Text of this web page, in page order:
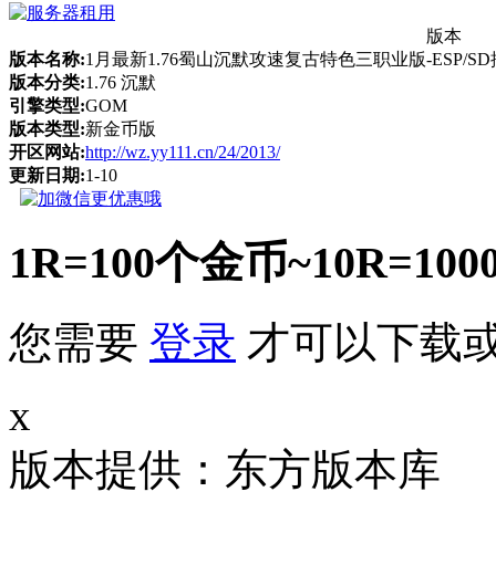
版本
版本名称:1月最新1.76蜀山沉默攻速复古特色三职业版-ESP/
版本分类:1.76 沉默
引擎类型:GOM
版本类型:新金币版
开区网站:http://wz.yy111.cn/24/2013/
更新日期:1-10
1R=100个金币
您需要 登录 才可以下载
x
版本提供：东方版本